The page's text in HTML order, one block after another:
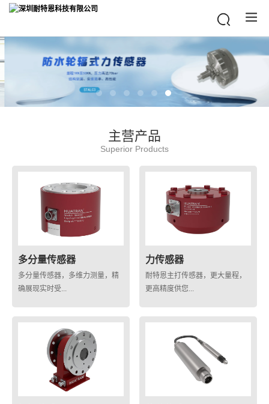
主营产品
Superior Products
多分量传感器
多分量传感器，多维力测量，精
确展现实时受...
力传感器
耐特恩主打传感器，更大量程，
更高精度供您...